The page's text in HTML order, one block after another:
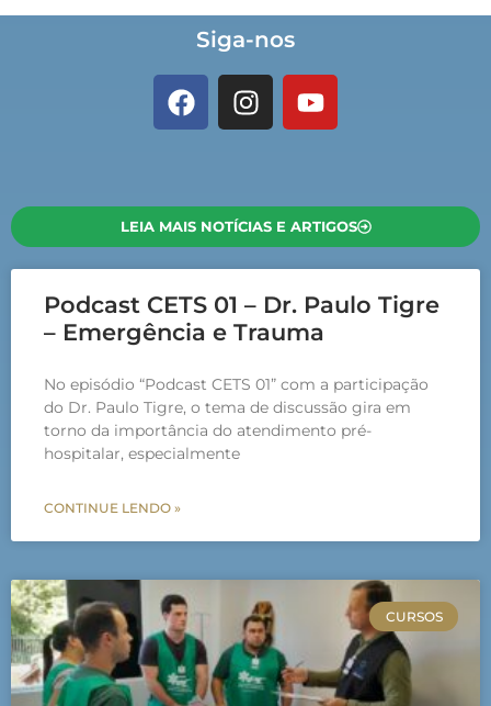
Siga-nos
LEIA MAIS NOTÍCIAS E ARTIGOS
Podcast CETS 01 – Dr. Paulo Tigre
– Emergência e Trauma
No episódio “Podcast CETS 01” com a participação
do Dr. Paulo Tigre, o tema de discussão gira em
torno da importância do atendimento pré-
hospitalar, especialmente
CONTINUE LENDO »
CURSOS